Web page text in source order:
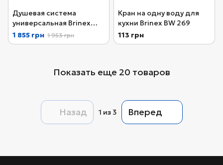
Душевая система
универсальная Brinex
Pure 1030 на 3
потребителя Nickel
1 855 грн 1 953 грн
Кран на одну воду для
кухни Brinex BW 269
113 грн
Показать еще 20 товаров
Назад 1 из 3 Вперед